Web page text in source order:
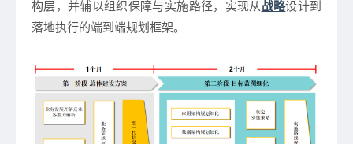
构层，并辅以组织保障与实施路径，实现从 战略设计到
落地执行的端到端规划框架。